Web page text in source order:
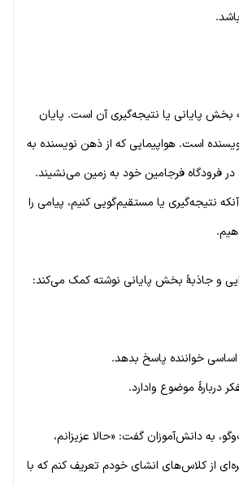
پایانی یا نتیجه‌گیری آن است. پایان
است. هواپیمایی که از ذهن نویسنده به
در فرودگاه فرجامین خود به زمین می‌نشیند.
نتیجه‌گیری یا مستقیم‌گویی کنیم، پیامی را
و جاذبهٔ بخش پایانی نوشته کمک می‌کند:
خواننده پاسخ بدهد.
دربارهٔ موضوع وادارد.
به دانش‌آموزان گفت: «حالا عزیزانم،
از کلاس‌های انشای خودم تعریف کنم که با